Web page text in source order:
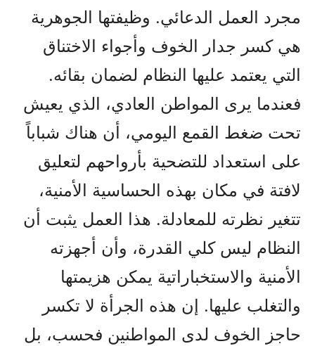
مجرد العمل الدعائي. وظيفتها الجوهرية
هي كسر جدار الخوف وأجواء الاختناق
التي يعتمد عليها النظام لضمان بقائه.
فعندما يرى المواطن العادي، الذي يعيش
تحت ضغط القمع اليومي، أن هناك شباباً
على استعداد للتضحية بأرواحهم لتعليق
لافتة في مكان بهذه الحساسية الأمنية،
تتغير نظرته للمعادلة. هذا العمل يثبت أن
النظام ليس كلي القدرة، وأن أجهزته
الأمنية والاستخباراتية يمكن هزيمتها
والتغلب عليها. إن هذه الجرأة لا تكسر
حاجز الخوف لدى المواطنين فحسب، بل